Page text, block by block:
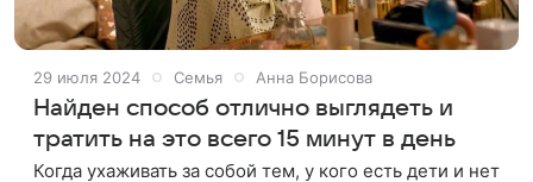
29 июля 2024 Семья Анна Борисова
Найден способ отлично выглядеть и
тратить на это всего 15 минут в день
Когда ухаживать за собой тем, у кого есть дети и нет